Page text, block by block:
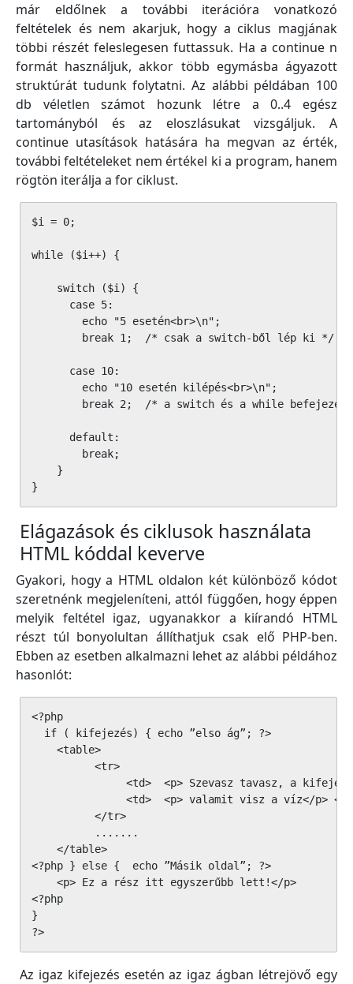
már eldőlnek a további iterációra vonatkozó
feltételek és nem akarjuk, hogy a ciklus magjának
többi részét feleslegesen futtassuk. Ha a continue n
formát használjuk, akkor több egymásba ágyazott
struktúrát tudunk folytatni. Az alábbi példában 100
db véletlen számot hozunk létre a 0..4 egész
tartományból és az eloszlásukat vizsgáljuk. A
continue utasítások hatására ha megvan az érték,
további feltételeket nem értékel ki a program, hanem
rögtön iterálja a for ciklust.
$i = 0;
while ($i++) {
    switch ($i) {
      case 5:
        echo "5 esetén<br>\n";
        break 1;  /* csak a switch-ből lép ki */
      case 10:
        echo "10 esetén kilépés<br>\n";
break 2;  /* a switch és a while
      default:
        break;
    }
}
Elágazások és ciklusok használata
HTML kóddal keverve
Gyakori, hogy a HTML oldalon két különböző kódot
szeretnénk megjeleníteni, attól függően, hogy éppen
melyik feltétel igaz, ugyanakkor a kiírandó HTML
részt túl bonyolultan állíthatjuk csak elő PHP-ben.
Ebben az esetben alkalmazni lehet az alábbi példához
hasonlót:
<?php
  if ( kifejezés) { echo ”elso ág”; ?>
    <table>
          <tr>
<td>  <p> Szevasz tavasz, a
<td>  <p> valamit visz a víz</p> </
          </tr>
          .......
    </table>
<?php } else {  echo ”Másik oldal”; ?>
    <p> Ez a rész itt egyszerűbb lett!</p>
<?php
}
?>
Az igaz kifejezés esetén az igaz ágban létrejövő egy